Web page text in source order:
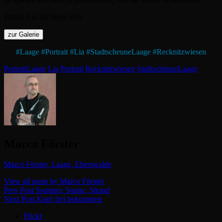
#Laage #Portrait #Lia #StadtscheuneLaage #Recknitzwiesen
Categories
PortraitTags,
Laage Lia Portrait Recknitzwiesen StadtscheuneLaage
Marco Förster, Laage, Eberswalde
View all posts by Marco Förster
Beitragsnavigation
Previous
Post
Prev Post Sommer, Sonne, Strand
Next
Next Post Kopf frei bekommen
Flickr